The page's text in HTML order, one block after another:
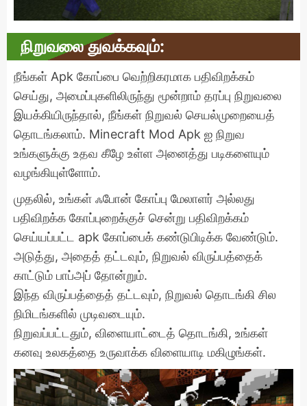
நிறுவலை துவக்கவும்:
நீங்கள் Apk கோப்பை வெற்றிகரமாக பதிவிறக்கம்
செய்து, அமைப்புகளிலிருந்து மூன்றாம் தரப்பு நிறுவலை
இயக்கியிருந்தால், நீங்கள் நிறுவல் செயல்முறையைத்
தொடங்கலாம். Minecraft Mod Apk ஐ நிறுவ
உங்களுக்கு உதவ கீழே உள்ள அனைத்து படிகளையும்
வழங்கியுள்ளோம்.
முதலில், உங்கள் ஃபோன் கோப்பு மேலாளர் அல்லது
பதிவிறக்க கோப்புறைக்குச் சென்று பதிவிறக்கம்
செய்யப்பட்ட apk கோப்பைக் கண்டுபிடிக்க வேண்டும்.
அடுத்து, அதைத் தட்டவும், நிறுவல் விருப்பத்தைக்
காட்டும் பாப்அப் தோன்றும்.
இந்த விருப்பத்தைத் தட்டவும், நிறுவல் தொடங்கி சில
நிமிடங்களில் முடிவடையும்.
நிறுவப்பட்டதும், விளையாட்டைத் தொடங்கி, உங்கள்
கனவு உலகத்தை உருவாக்க விளையாடி மகிழுங்கள்.